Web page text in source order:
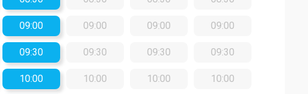
09:00
09:30
10:00
09:00
09:30
10:00
09:00
09:30
10:00
09:00
09:30
10:00